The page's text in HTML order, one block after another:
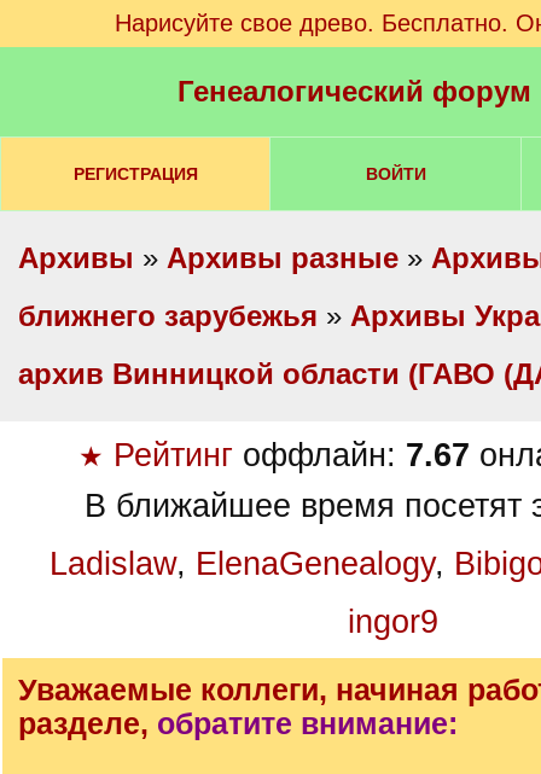
Нарисуйте свое древо. Бесплатно.
Генеалогический
РЕГИСТРАЦИЯ ВОЙТИ
Архивы » Архивы разные »
ближнего зарубежья » Архивы
архив Винницкой области (ГАВО
★ Рейтинг оффлайн: 7.67
В ближайшее время посетят
Ladislaw, ElenaGenealogy,
ingor9
Уважаемые коллеги, начиная
разделе, обратите внимание: